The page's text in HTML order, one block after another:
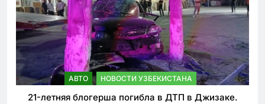
АВТО НОВОСТИ УЗБЕКИСТАНА
21-летняя блогерша погибла в ДТП в Джизаке.